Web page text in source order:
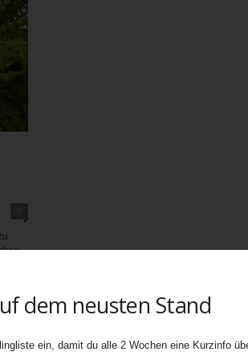
es
dem neusten Stand
ein, damit du alle 2 Wochen eine Kurzinfo